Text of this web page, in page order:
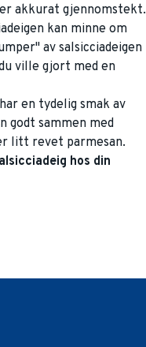
akkurat gjennomstekt.
kan minne om
av salsicciadeigen
ville gjort med en
en tydelig smak av
godt sammen med
litt revet parmesan.
hos din